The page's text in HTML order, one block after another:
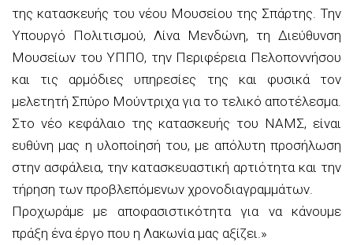
της κατασκευής του νέου Μουσείου της Σπάρτης. Την
Υπουργό Πολιτισμού, Λίνα Μενδώνη, τη Διεύθυνση
Μουσείων του ΥΠΠΟ, την Περιφέρεια Πελοποννήσου
και τις αρμόδιες υπηρεσίες της και φυσικά τον
μελετητή Σπύρο Μούντριχα για το τελικό αποτέλεσμα.
Στο νέο κεφάλαιο της κατασκευής του ΝΑΜΣ, είναι
ευθύνη μας η υλοποίησή του, με απόλυτη προσήλωση
στην ασφάλεια, την κατασκευαστική αρτιότητα και την
τήρηση των προβλεπόμενων χρονοδιαγραμμάτων.
Προχωράμε με αποφασιστικότητα για να κάνουμε
πράξη ένα έργο που η Λακωνία μας αξίζει.»